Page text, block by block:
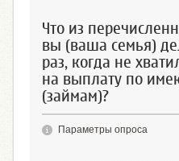
Что из
вы (ваша семья)
раз, когда не
на выплату по
(займам)?
Параметры опроса